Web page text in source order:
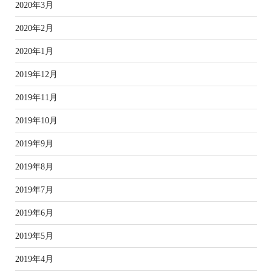
2020年3月
2020年2月
2020年1月
2019年12月
2019年11月
2019年10月
2019年9月
2019年8月
2019年7月
2019年6月
2019年5月
2019年4月